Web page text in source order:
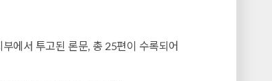
에서 투고된 론문, 총 25편이 수록되어